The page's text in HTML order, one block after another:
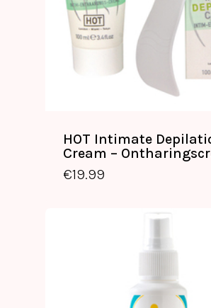
HOT Intimate
Cream –
€19.99
€19.99